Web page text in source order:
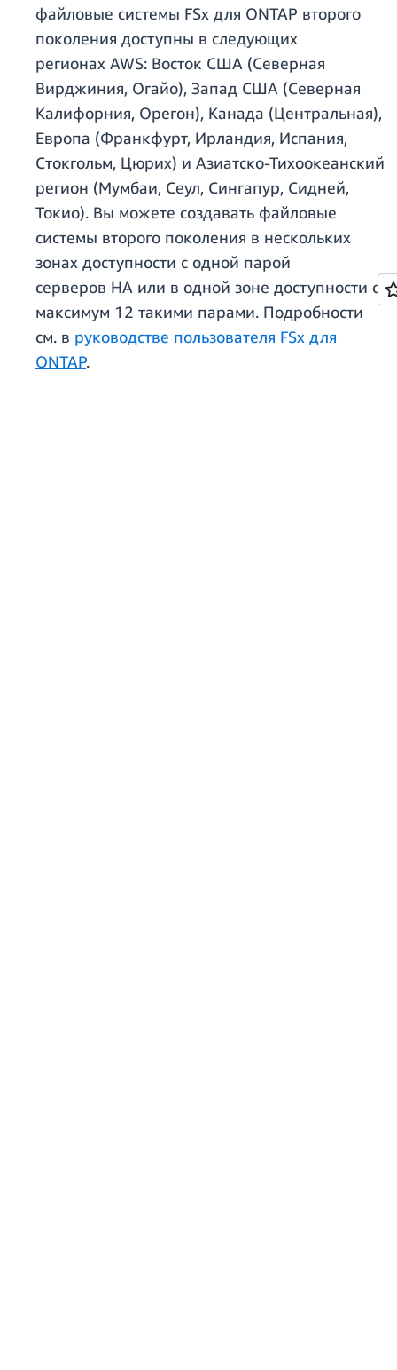
файловые системы FSx для ONTAP второго
поколения доступны в следующих
регионах AWS: Восток США (Северная
Вирджиния, Огайо), Запад США (Северная
Калифорния, Орегон), Канада (Центральная),
Европа (Франкфурт, Ирландия, Испания,
Стокгольм, Цюрих) и Азиатско-Тихоокеанский
регион (Мумбаи, Сеул, Сингапур, Сидней,
Токио). Вы можете создавать файловые
системы второго поколения в нескольких
зонах доступности с одной парой
серверов HA или в одной зоне доступности с
максимум 12 такими парами. Подробности
см. в руководстве пользователя FSx для
ONTAP.